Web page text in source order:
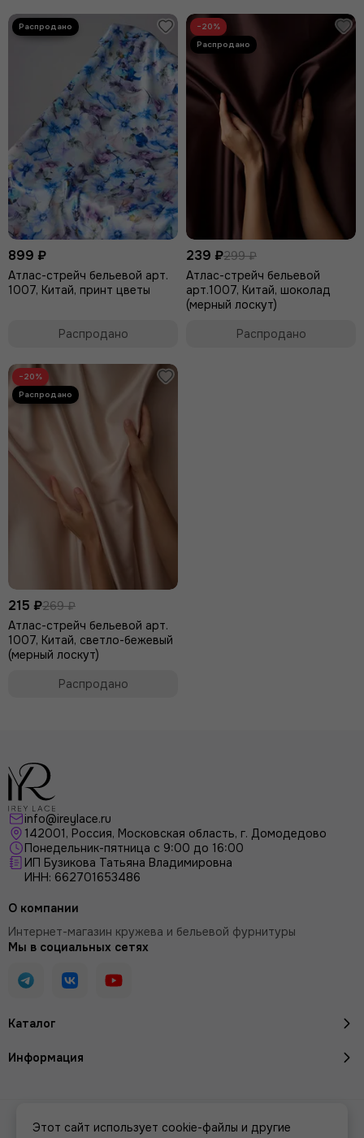
корзину
корзину
899 ₽
Атлас-стрейч бельевой арт.
1007, Китай, принт цветы
Распродано
−20%
239 ₽299 ₽
Атлас-стрейч бельевой
арт.1007, Китай, шоколад
(мерный лоскут)
Распродано
−20%
215 ₽269 ₽
Атлас-стрейч бельевой арт.
1007, Китай, светло-бежевый
(мерный лоскут)
Распродано
info@ireylace.ru
142001, Россия, Московская область, г. Домодедово
Понедельник-пятница с 9:00 до 16:00
ИП Бузикова Татьяна Владимировна
ИНН: 662701653486
Каталог
Информация
О компании
Интернет-магазин кружева и бельевой фурнитуры
Мы в социальных сетях
2026 © Кружево и бельевая фурнитура IreyLace.Карта сайта
Этот сайт использует cookie-файлы и другие